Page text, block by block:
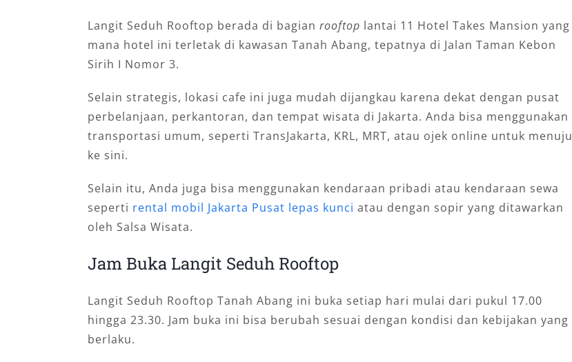
Langit Seduh Rooftop berada di bagian rooftop lantai 11 Hotel Takes Mansion yang
mana hotel ini terletak di kawasan Tanah Abang, tepatnya di Jalan Taman Kebon
Sirih I Nomor 3.
Selain strategis, lokasi cafe ini juga mudah dijangkau karena dekat dengan pusat
perbelanjaan, perkantoran, dan tempat wisata di Jakarta. Anda bisa menggunakan
transportasi umum, seperti TransJakarta, KRL, MRT, atau ojek online untuk menuju
ke sini.
Selain itu, Anda juga bisa menggunakan kendaraan pribadi atau kendaraan sewa
seperti rental mobil Jakarta Pusat lepas kunci atau dengan sopir yang ditawarkan
oleh Salsa Wisata.
Jam Buka Langit Seduh Rooftop
Langit Seduh Rooftop Tanah Abang ini buka setiap hari mulai dari pukul 17.00
hingga 23.30. Jam buka ini bisa berubah sesuai dengan kondisi dan kebijakan yang
berlaku.